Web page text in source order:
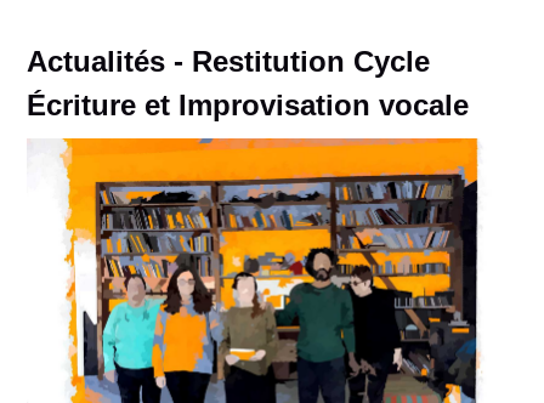
Actualités - Restitution Cycle
Écriture et Improvisation vocale